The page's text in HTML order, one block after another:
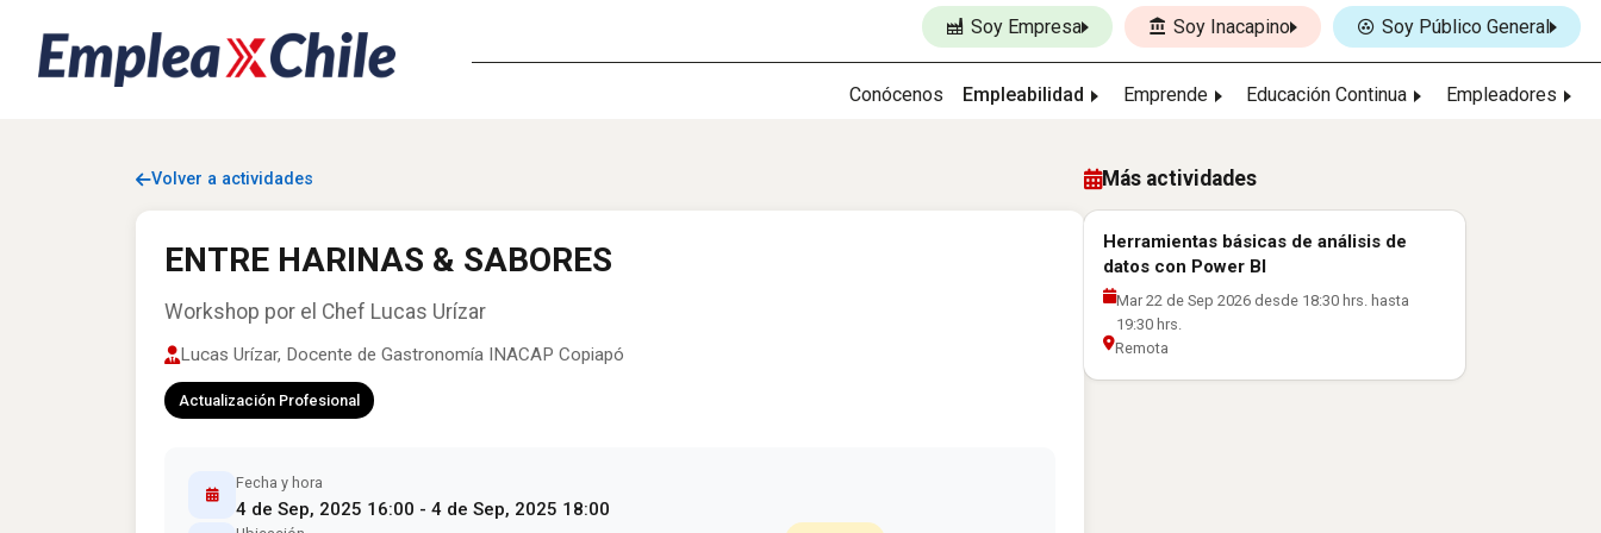
Soy Empresa Soy Inacapino Soy Público General
Conócenos Empleabilidad Emprende Educación Continua Empleadores
Volver a actividades
ENTRE HARINAS & SABORES
Workshop por el Chef Lucas Urízar
Lucas Urízar, Docente de Gastronomía INACAP Copiapó
Actualización Profesional
Fecha y hora
4 de Sep, 2025 16:00 - 4 de Sep, 2025 18:00
Más actividades
Herramientas básicas de análisis de
datos con Power BI
Mar 22 de Sep 2026 desde 18:30 hrs. hasta
19:30 hrs.
Remota